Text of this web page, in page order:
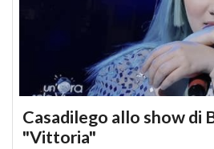
Casadilego allo show di
"Vittoria"